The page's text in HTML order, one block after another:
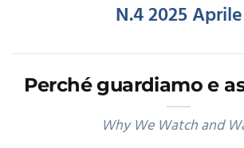
N.4 2025 Aprile
Perché guardiamo e
Why We Watch and